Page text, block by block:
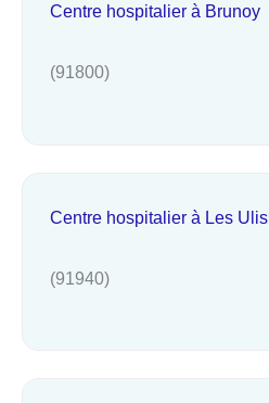
Centre hospitalier à Brunoy
(91800)
Centre hospitalier à Les Ulis
(91940)